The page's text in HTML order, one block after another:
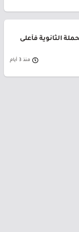
الثانوية فأعلى
منذ 3 أيام